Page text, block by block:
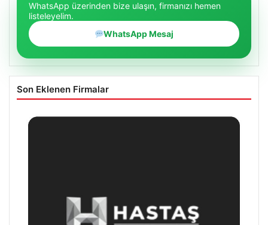
WhatsApp üzerinden bize ulaşın, firmanızı hemen
listeleyelim.
WhatsApp Mesaj
Son Eklenen Firmalar